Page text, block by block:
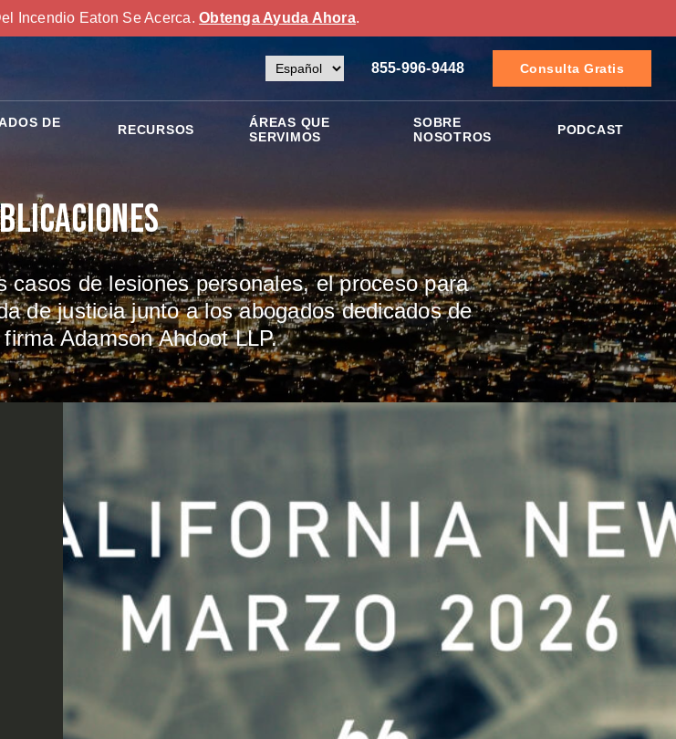
Incendio Eaton Se Acerca.Obtenga Ayuda Ahora.
855-996-9448 Consulta Gratis
DE
RECURSOS
ÁREAS QUE
SERVIMOS
SOBRE
NOSOTROS
PODCAST
casos de lesiones personales, el proceso para
de justicia junto a los abogados dedicados de
Adamson Ahdoot LLP.